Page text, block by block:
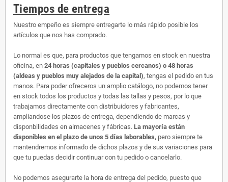
Tiempos de entrega
Nuestro empeño es siempre entregarte lo más rápido posible los
artículos que nos has comprado.
Lo normal es que, para productos que tengamos en stock en nuestra
oficina, en 24 horas (capitales y pueblos cercanos) o 48 horas
(aldeas y pueblos muy alejados de la capital), tengas el pedido en tus
manos. Para poder ofreceros un amplio catálogo, no podemos tener
en stock todos los productos y todas las tallas y pesos, por lo que
trabajamos directamente con distribuidores y fabricantes,
ampliandose los plazos de entrega, dependiendo de marcas y
disponbilidades en almacenes y fábricas. La mayoría están
disponibles en el plazo de unos 5 días laborables, pero siempre te
mantendremos informado de dichos plazos y de sus variaciones para
que tu puedas decidir continuar con tu pedido o cancelarlo.
No podemos asegurarte la hora de entrega del pedido, puesto que